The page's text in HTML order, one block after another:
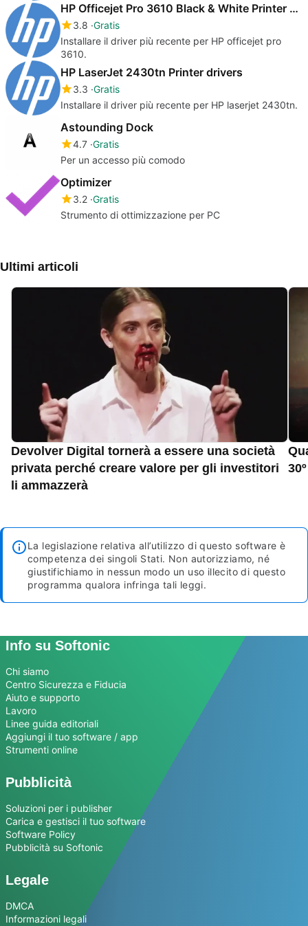
HP Officejet Pro 3610 Black & White Printer drivers
3.8 Gratis
Installare il driver più recente per HP officejet pro
3610.
HP LaserJet 2430tn Printer drivers
3.3 Gratis
Installare il driver più recente per HP laserjet 2430tn.
Astounding Dock
4.7 Gratis
Per un accesso più comodo
Optimizer
3.2 Gratis
Strumento di ottimizzazione per PC
Ultimi articoli
Devolver Digital tornerà a essere una società
privata perché creare valore per gli investitori
li ammazzerà
La legislazione relativa all’utilizzo di questo software è
competenza dei singoli Stati. Non autorizziamo, né
giustifichiamo in nessun modo un uso illecito di questo
programma qualora infringa tali leggi.
Info su Softonic
Chi siamo
Centro Sicurezza e Fiducia
Aiuto e supporto
Lavoro
Linee guida editoriali
Aggiungi il tuo software / app
Strumenti online
Pubblicità
Soluzioni per i publisher
Carica e gestisci il tuo software
Software Policy
Pubblicità su Softonic
Legale
DMCA
Informazioni legali